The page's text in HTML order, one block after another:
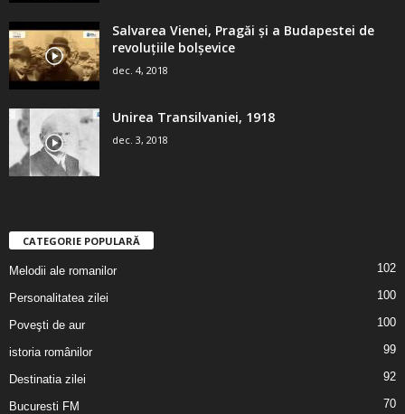
Salvarea Vienei, Pragăi şi a Budapestei de
revoluţiile bolşevice
dec. 4, 2018
Unirea Transilvaniei, 1918
dec. 3, 2018
CATEGORIE POPULARĂ
Melodii ale romanilor 102
Personalitatea zilei 100
Poveşti de aur 100
istoria românilor 99
Destinatia zilei 92
Bucuresti FM 70